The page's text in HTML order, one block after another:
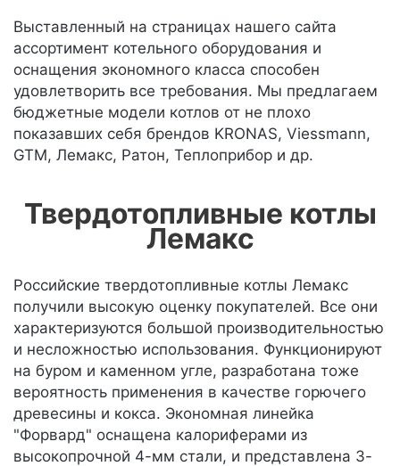
Выставленный на страницах нашего сайта
ассортимент котельного оборудования и
оснащения экономного класса способен
удовлетворить все требования. Мы предлагаем
бюджетные модели котлов от не плохо
показавших себя брендов KRONAS, Viessmann,
GTM, Лемакс, Ратон, Теплоприбор и др.
Твердотопливные котлы
Лемакс
Российские твердотопливные котлы Лемакс
получили высокую оценку покупателей. Все они
характеризуются большой производительностью
и несложностью использования. Функционируют
на буром и каменном угле, разработана тоже
вероятность применения в качестве горючего
древесины и кокса. Экономная линейка
"Форвард" оснащена калориферами из
высокопрочной 4-мм стали, и представлена 3-